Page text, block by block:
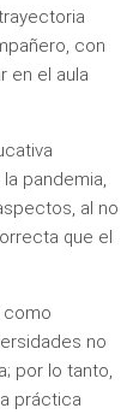
con
en el aula
pandemia,
al no
que el
como
no
por lo tanto,
práctica